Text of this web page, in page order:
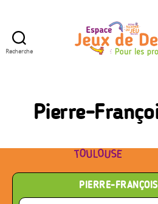
Recherche
Pierre-
PIERRE-